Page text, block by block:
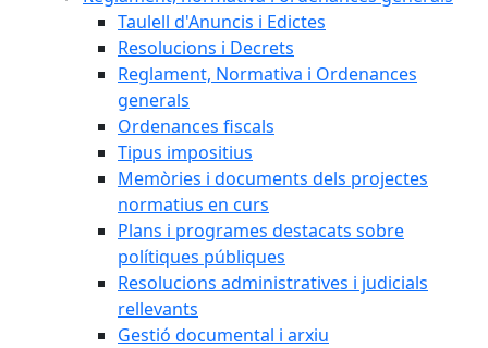
Taulell d'Anuncis i Edictes
Resolucions i Decrets
Reglament, Normativa i Ordenances
generals
Ordenances fiscals
Tipus impositius
Memòries i documents dels projectes
normatius en curs
Plans i programes destacats sobre
polítiques públiques
Resolucions administratives i judicials
rellevants
Gestió documental i arxiu